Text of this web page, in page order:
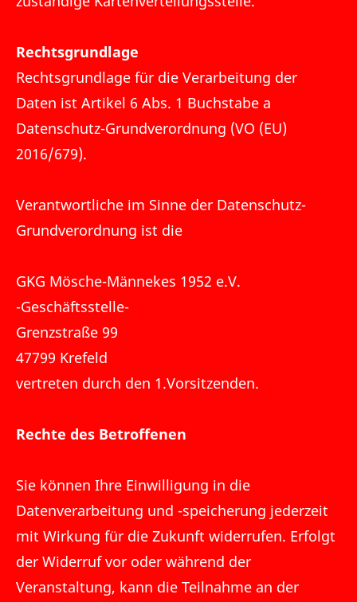
Rechtsgrundlage
Rechtsgrundlage für die Verarbeitung der
Daten ist Artikel 6 Abs. 1 Buchstabe a
Datenschutz-Grundverordnung (VO (EU)
2016/679).
Verantwortliche im Sinne der Datenschutz-
Grundverordnung ist die
GKG Mösche-Männekes 1952 e.V.
-Geschäftsstelle-
Grenzstraße 99
47799 Krefeld
vertreten durch den 1.Vorsitzenden.
Rechte des Betroffenen
Sie können Ihre Einwilligung in die
Datenverarbeitung und -speicherung jederzeit
mit Wirkung für die Zukunft widerrufen. Erfolgt
der Widerruf vor oder während der
Veranstaltung, kann die Teilnahme an der